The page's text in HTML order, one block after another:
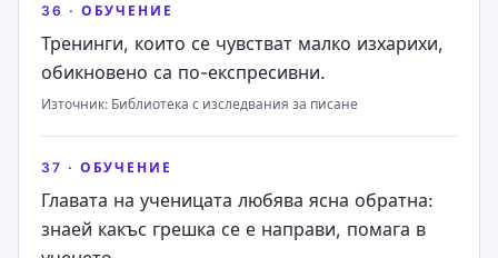
36 · ОБУЧЕНИЕ
Тренинги, които се чувстват малко изхарихи,
обикновено са по-експресивни.
Източник: Библиотека с изследвания за писане
37 · ОБУЧЕНИЕ
Главата на ученицата любява ясна обратна:
знаей какъс грешка се е направи, помага в